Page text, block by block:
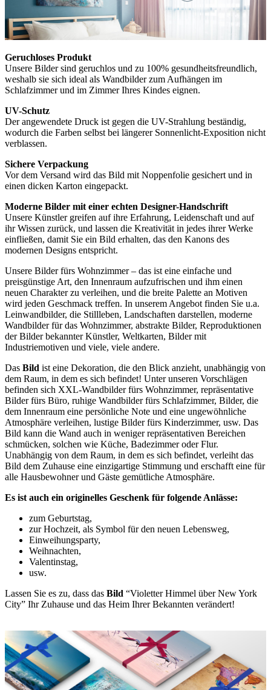
Geruchloses Produkt
Unsere Bilder sind geruchlos und zu 100% gesundheitsfreundlich,
weshalb sie sich ideal als Wandbilder zum Aufhängen im
Schlafzimmer und im Zimmer Ihres Kindes eignen.
UV-Schutz
Der angewendete Druck ist gegen die UV-Strahlung beständig,
wodurch die Farben selbst bei längerer Sonnenlicht-Exposition nicht
verblassen.
Sichere Verpackung
Vor dem Versand wird das Bild mit Noppenfolie gesichert und in
einen dicken Karton eingepackt.
Moderne Bilder mit einer echten Designer-Handschrift
Unsere Künstler greifen auf ihre Erfahrung, Leidenschaft und auf
ihr Wissen zurück, und lassen die Kreativität in jedes ihrer Werke
einfließen, damit Sie ein Bild erhalten, das den Kanons des
modernen Designs entspricht.
Unsere Bilder fürs Wohnzimmer – das ist eine einfache und
preisgünstige Art, den Innenraum aufzufrischen und ihm einen
neuen Charakter zu verleihen, und die breite Palette an Motiven
wird jeden Geschmack treffen. In unserem Angebot finden Sie u.a.
Leinwandbilder, die Stillleben, Landschaften darstellen, moderne
Wandbilder für das Wohnzimmer, abstrakte Bilder, Reproduktionen
der Bilder bekannter Künstler, Weltkarten, Bilder mit
Industriemotiven und viele, viele andere.
Das Bild ist eine Dekoration, die den Blick anzieht, unabhängig von
dem Raum, in dem es sich befindet! Unter unseren Vorschlägen
befinden sich XXL-Wandbilder fürs Wohnzimmer, repräsentative
Bilder fürs Büro, ruhige Wandbilder fürs Schlafzimmer, Bilder, die
dem Innenraum eine persönliche Note und eine ungewöhnliche
Atmosphäre verleihen, lustige Bilder fürs Kinderzimmer, usw. Das
Bild kann die Wand auch in weniger repräsentativen Bereichen
schmücken, solchen wie Küche, Badezimmer oder Flur.
Unabhängig von dem Raum, in dem es sich befindet, verleiht das
Bild dem Zuhause eine einzigartige Stimmung und erschafft eine für
alle Hausbewohner und Gäste gemütliche Atmosphäre.
Es ist auch ein originelles Geschenk für folgende Anlässe:
zum Geburtstag,
zur Hochzeit, als Symbol für den neuen Lebensweg,
Einweihungsparty,
Weihnachten,
Valentinstag,
usw.
Lassen Sie es zu, dass das Bild “Violetter Himmel über New York
City” Ihr Zuhause und das Heim Ihrer Bekannten verändert!